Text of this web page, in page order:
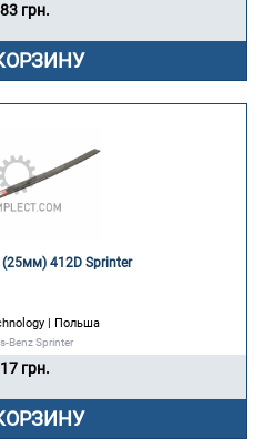
грн.
412D Sprinter
| Польша
Benz Sprinter
грн.